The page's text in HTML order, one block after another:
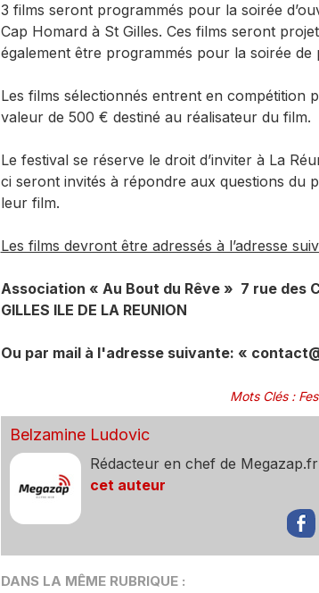
3 films seront programmés pour la soirée
Cap Homard à St Gilles. Ces films seront
également être programmés pour la soirée
Les films sélectionnés entrent en compétition
valeur de 500 € destiné au réalisateur du film.
Le festival se réserve le droit d’inviter à La
ci seront invités à répondre aux questions du
leur film.
Les films devront être adressés à l’adresse
Association « Au Bout du Rêve » 7 rue des
GILLES ILE DE LA REUNION
Ou par mail à l'adresse suivante: «
Mots Clés:
Belzamine Ludovic
Rédacteur en chef de
cet auteur
DANS LA MÊME RUBRIQUE :